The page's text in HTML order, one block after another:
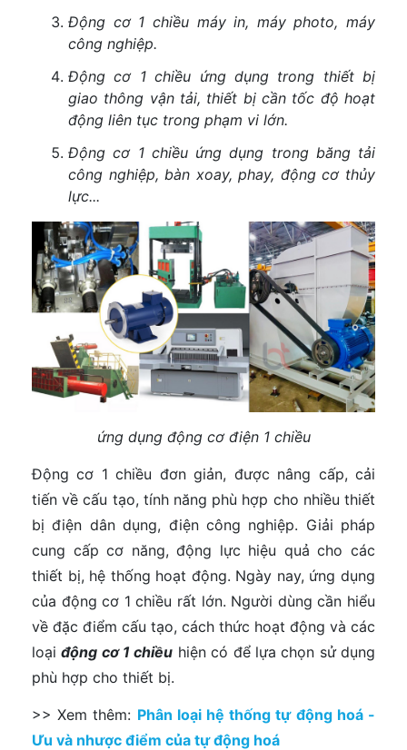
Động cơ 1 chiều máy in, máy photo, máy
công nghiệp.
Động cơ 1 chiều ứng dụng trong thiết bị
giao thông vận tải, thiết bị cần tốc độ hoạt
động liên tục trong phạm vi lớn.
Động cơ 1 chiều ứng dụng trong băng tải
công nghiệp, bàn xoay, phay, động cơ thủy
lực...
ứng dụng động cơ điện 1 chiều
Động cơ 1 chiều đơn giản, được nâng cấp, cải
tiến về cấu tạo, tính năng phù hợp cho nhiều thiết
bị điện dân dụng, điện công nghiệp. Giải pháp
cung cấp cơ năng, động lực hiệu quả cho các
thiết bị, hệ thống hoạt động. Ngày nay, ứng dụng
của động cơ 1 chiều rất lớn. Người dùng cần hiểu
về đặc điểm cấu tạo, cách thức hoạt động và các
loạiđộng cơ 1 chiều hiện có để lựa chọn sử dụng
phù hợp cho thiết bị.
>> Xem thêm: Phân loại hệ thống tự động hoá -
Ưu và nhược điểm của tự động hoá